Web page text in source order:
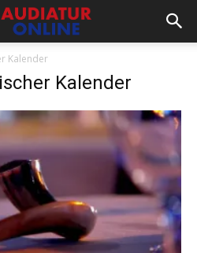
Kalender
Kalender